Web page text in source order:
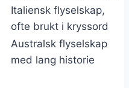
Italiensk flyselskap,
ofte brukt i kryssord
Australsk flyselskap
med lang historie